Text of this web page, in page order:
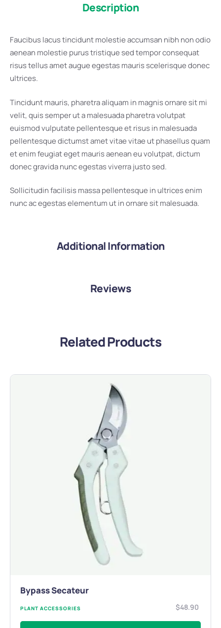
Description
Faucibus lacus tincidunt molestie accumsan nibh non odio
aenean molestie purus tristique sed tempor consequat
risus tellus amet augue egestas mauris scelerisque donec
ultrices.
Tincidunt mauris, pharetra aliquam in magnis ornare sit mi
velit, quis semper ut a malesuada pharetra volutpat
euismod vulputate pellentesque et risus in malesuada
pellentesque dictumst amet vitae vitae ut phasellus quam
et enim feugiat eget mauris aenean eu volutpat, dictum
donec gravida nunc egestas viverra justo sed.
Sollicitudin facilisis massa pellentesque in ultrices enim
nunc ac egestas elementum ut in ornare sit malesuada.
Additional Information
Reviews
Related Products
Bypass Secateur
PLANT ACCESSORIES $48.90